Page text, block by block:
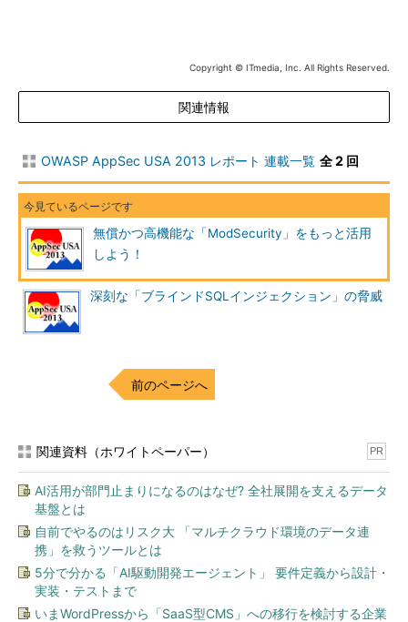
ブラインドSQLインジェクションの高速化では、英単語として
頻繁に出てきやすい文字列の並びに着目することで、情報を抜き
ました。
また、SQLインジェクション対策ツールの回避テクニックで
は、一例として、DBMSによってホワイトスペースとして扱う文
字セットが異なることに着目する手法が紹介されました。DBMS
によっては、ASCII制御文字のほとんどをホワイトスペースとし
て扱うものがあります。これに着目することで、対策ツールの標
準ルールをくぐり抜け、意図しないホワイトスペースの挿入が行
われる事例があるという解説でした。
対策をくぐり抜ける手法が非常に多く例示され、脆弱性を含ま
ないようにWebアプリを作成すること、そしてWAFによる対策を
Why is SCADA Security an Uphill Battle
SCADA（Supervisory Control And Data Acquisition）は産
業制御システムの一種であり、水道、電気、ガスなどの機器をネ
ットワーク越しに制御し、機器の動作状況を人が理解しやすく提
示するシステムです。
この講演ではSCADAに存在する脆弱性を分析した結果が報告
されました。
Copyright © ITmedia, Inc. All Rights Reserved.
関連情報
OWASP AppSec USA 2013 レポート 連載一覧 全 2 回
無償かつ高機能な「ModSecurity」をもっと活用
しよう！
深刻な「ブラインドSQLインジェクション」の脅威
前のページへ
関連資料（ホワイトペーパー） PR
AI活用が部門止まりになるのはなぜ? 全社展開を支えるデータ
基盤とは
自前でやるのはリスク大 「マルチクラウド環境のデータ連
携」を救うツールとは
5分で分かる「AI駆動開発エージェント」 要件定義から設計・
実装・テストまで
いまWordPressから「SaaS型CMS」への移行を検討する企業